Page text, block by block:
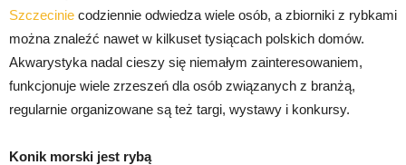
Szczecinie codziennie odwiedza wiele osób, a zbiorniki z rybkami
można znaleźć nawet w kilkuset tysiącach polskich domów.
Akwarystyka nadal cieszy się niemałym zainteresowaniem,
funkcjonuje wiele zrzeszeń dla osób związanych z branżą,
regularnie organizowane są też targi, wystawy i konkursy.
Konik morski jest rybą